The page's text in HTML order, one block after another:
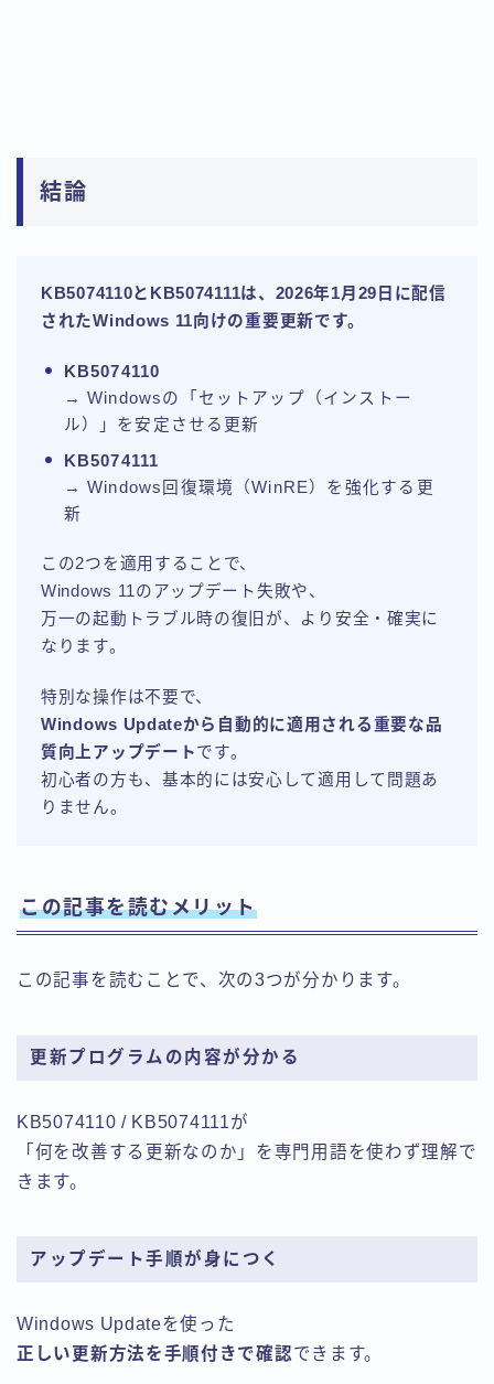
結論
KB5074110とKB5074111は、2026年1月29日に配信
されたWindows 11向けの重要更新です。
KB5074110
→ Windowsの「セットアップ（インストー
ル）」を安定させる更新
KB5074111
→ Windows回復環境（WinRE）を強化する更
新
この2つを適用することで、
Windows 11のアップデート失敗や、
万一の起動トラブル時の復旧が、より安全・確実に
なります。
特別な操作は不要で、
Windows Updateから自動的に適用される重要な品
質向上アップデートです。
初心者の方も、基本的には安心して適用して問題あ
りません。
この記事を読むメリット
この記事を読むことで、次の3つが分かります。
更新プログラムの内容が分かる
KB5074110 / KB5074111が
「何を改善する更新なのか」を専門用語を使わず理解で
きます。
アップデート手順が身につく
Windows Updateを使った
正しい更新方法を手順付きで確認できます。